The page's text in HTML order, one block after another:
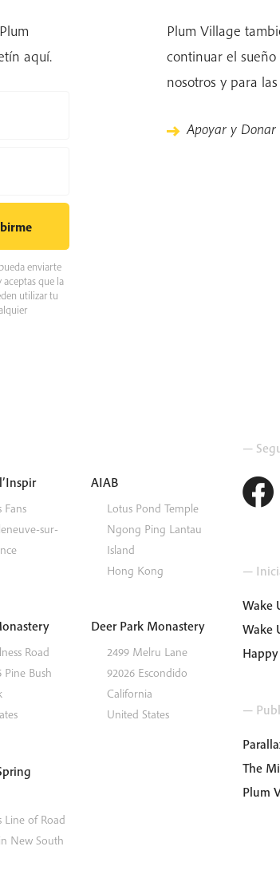
aquí.
enviarte
que la
utilizar tu
Plum Village
continuar el
nosotros y para
Apoyar y Donar
Fans
sur-
AIAB
Lotus Pond Temple
Ngong Ping Lantau
Island
Hong Kong
Road
Pine Bush
Deer Park Monastery
2499 Melru Lane
92026 Escondido
California
United States
Line of Road
New South
—
—
Wake
Wake
Happy
—
The
Plum